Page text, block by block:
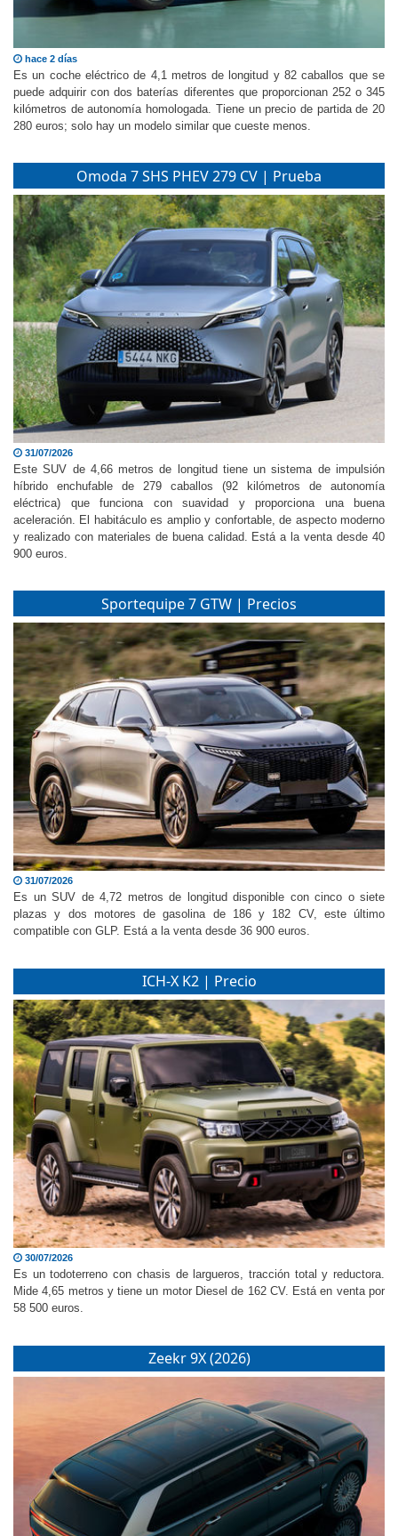
hace 2 días
Es un coche eléctrico de 4,1 metros de longitud y 82 caballos que se
puede adquirir con dos baterías diferentes que proporcionan 252 o 345
kilómetros de autonomía homologada. Tiene un precio de partida de 20
Omoda 7 SHS PHEV 279 CV | Prueba
31/07/2026
Este SUV de 4,66 metros de longitud tiene un sistema de impulsión
híbrido enchufable de 279 caballos (92 kilómetros de autonomía
eléctrica) que funciona con suavidad y proporciona una buena
aceleración. El habitáculo es amplio y confortable, de aspecto moderno
y realizado con materiales de buena calidad. Está a la venta desde 40
Sportequipe 7 GTW | Precios
31/07/2026
Es un SUV de 4,72 metros de longitud disponible con cinco o siete
plazas y dos motores de gasolina de 186 y 182 CV, este último
ICH-X K2 | Precio
30/07/2026
Es un todoterreno con chasis de largueros, tracción total y reductora.
Mide 4,65 metros y tiene un motor Diesel de 162 CV. Está en venta por
Zeekr 9X (2026)